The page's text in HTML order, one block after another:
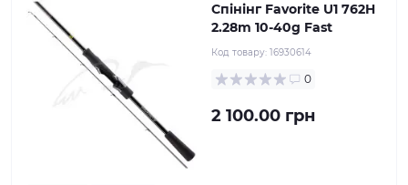
Спінінг Favorite U1 762H
2.28m 10-40g Fast
Код товару: 16930614
0
2 100.00 грн